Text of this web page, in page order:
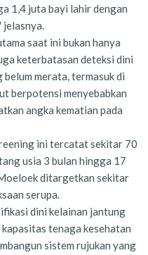
1,4 juta bayi lahir dengan
jelasnya.
saat ini bukan hanya
keterbatasan deteksi dini
belum merata, termasuk di
berpotensi menyebabkan
angka kematian pada
ini tercatat sekitar 70
usia 3 bulan hingga 17
ditargetkan sekitar
serupa.
dini kelainan jantung
tenaga kesehatan
sistem rujukan yang